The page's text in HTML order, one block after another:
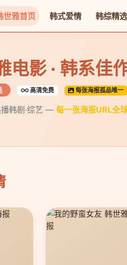
世雅首页 韩式爱情 韩综精选
电影 · 韩系佳
高清免费 每张海报孤品唯一
播韩剧·综艺 — 每一张海报URL全